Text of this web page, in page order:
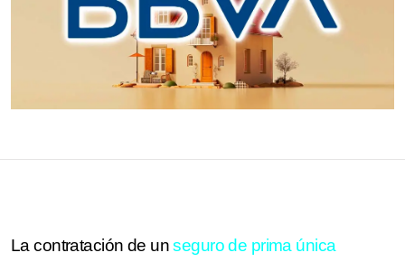
La contratación de unseguro de prima única